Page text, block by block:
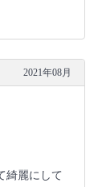
2021年08月
綺麗にして